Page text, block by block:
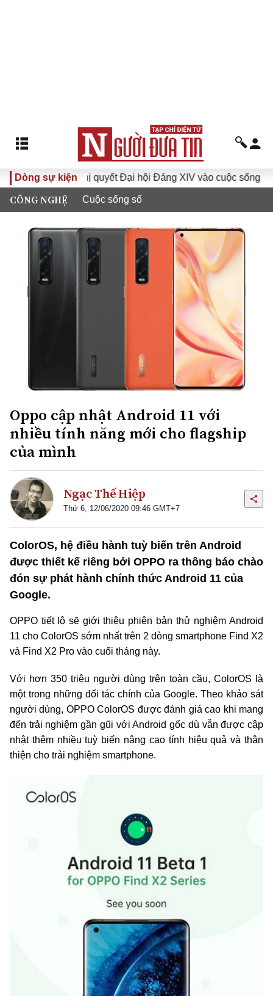
Dòng sự kiện
Đưa Nghị quyết Đại hội Đảng XIV vào cuộc sống
CÔNG NGHỆ Cuộc sống số
Oppo cập nhật Android 11 với
nhiều tính năng mới cho flagship
của mình
Ngạc Thế Hiệp
Thứ 6, 12/06/2020 09:46 GMT+7
ColorOS, hệ điều hành tuỳ biến trên Android
được thiết kế riêng bởi OPPO ra thông báo chào
đón sự phát hành chính thức Android 11 của
Google.
OPPO tiết lộ sẽ giới thiệu phiên bản thử nghiệm Android
11 cho ColorOS sớm nhất trên 2 dòng smartphone Find X2
và Find X2 Pro vào cuối tháng này.
Với hơn 350 triệu người dùng trên toàn cầu, ColorOS là
một trong những đối tác chính của Google. Theo khảo sát
người dùng, OPPO ColorOS được đánh giá cao khi mang
đến trải nghiệm gần gũi với Android gốc dù vẫn được cập
nhật thêm nhiều tuỳ biến nâng cao tính hiệu quả và thân
thiện cho trải nghiệm smartphone.